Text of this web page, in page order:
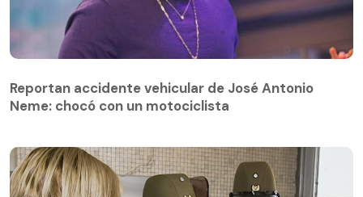
Reportan accidente vehicular de José Antonio
Neme: chocó con un motociclista